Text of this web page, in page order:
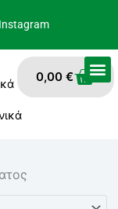
Instagram
0,00€